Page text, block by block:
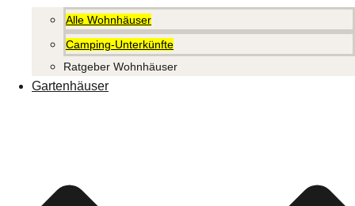
Alle Wohnhäuser
Camping-Unterkünfte
Ratgeber Wohnhäuser
Gartenhäuser